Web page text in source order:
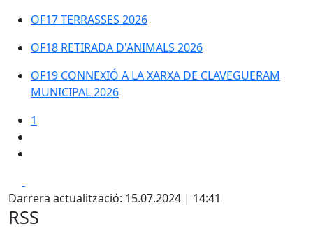
OF17 TERRASSES 2026
OF18 RETIRADA D'ANIMALS 2026
OF19 CONNEXIÓ A LA XARXA DE CLAVEGUERAM
MUNICIPAL 2026
1
Darrera actualització: 15.07.2024 | 14:41
RSS